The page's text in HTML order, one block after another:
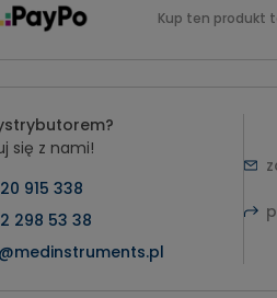
Kup ten produkt
się z nami!
915 338
298 53 38